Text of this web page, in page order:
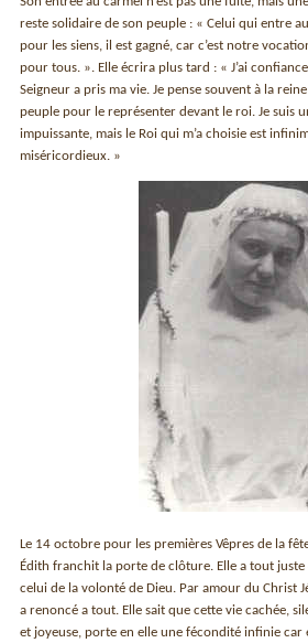
reste solidaire de son peuple : « Celui qui entre
pour les siens, il est gagné, car c’est notre
pour tous. ». Elle écrira plus tard : « J’ai
Seigneur a pris ma vie. Je pense souvent à la
peuple pour le représenter devant le roi. Je suis
impuissante, mais le Roi qui m’a choisie est
miséricordieux. »
Le 14 octobre pour les premières Vêpres de la
Édith franchit la porte de clôture. Elle a tout
celui de la volonté de Dieu. Par amour du Christ
a renoncé a tout. Elle sait que cette vie cachée,
et joyeuse, porte en elle une fécondité infinie car